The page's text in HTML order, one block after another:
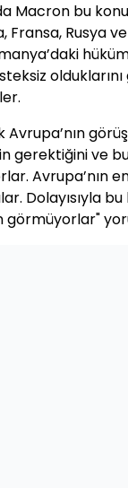
Macron bu
Fransa, Rusya
Avrupa’nın
gerektiğini ve
Avrupa’nın
Dolayısıyla
görmüyorlar"